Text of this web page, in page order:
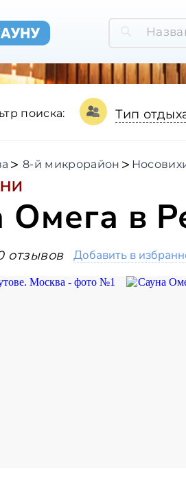
поиска: Тип
8-й микрорайон
Омега в
отзывов Добавить в